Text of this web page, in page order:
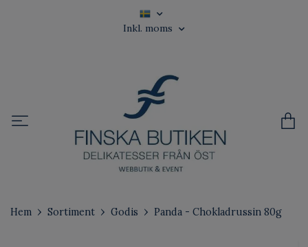
Inkl. moms
Hem Sortiment Godis Panda - Chokladrussin 80g